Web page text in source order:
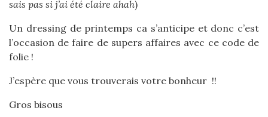
sais pas si j’ai été claire ahah)
Un dressing de printemps ca s’anticipe et donc c’est
l’occasion de faire de supers affaires avec ce code de
folie !
J’espère que vous trouverais votre bonheur !!
Gros bisous